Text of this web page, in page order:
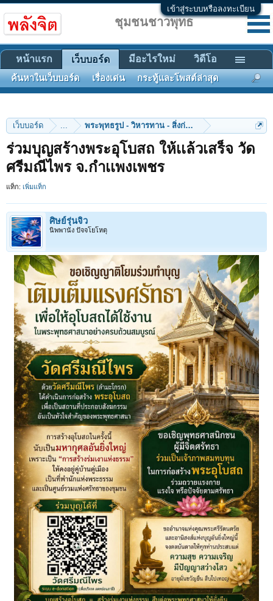
เข้าสู่ระบบหรือลงทะเบียน
เว็บบอร์ด ... พระพุทธรูป - วิหารทาน - สิ่งก่อสร้าง
ร่วมบุญสร้างพระอุโบสถ ให้เเล้วเสร็จ วัด
ศรีมณีไพร จ.กําเเพงเพชร
แท็ก: เพิ่มแท็ก
ศิษย์รุ่นจิ๋ว
นิพพานัง ปัจจโยโหตุ
ชุมชนชาวพุทธ
หน้าแรก เว็บบอร์ด
ค้นหาในเว็บบอร์ด เรื่องเด่น กระทู้และโพสต์ล่าสุด
มีอะไรใหม่ วิดีโอ